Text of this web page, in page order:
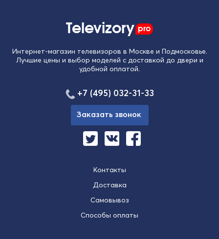
Televizory pro
Интернет-магазин телевизоров в Москве и Подмосковье.
Лучшие цены и выбор моделей с доставкой до двери и
удобной оплатой.
Контакты
Доставка
Самовывоз
Способы оплаты
+7 (495) 032-31-33
Заказать звонок